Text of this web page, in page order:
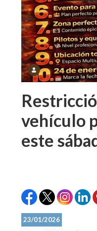
vehículo
este
23/01/2026